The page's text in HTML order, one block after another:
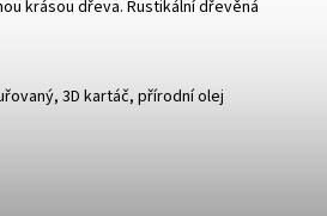
krásou dřeva. Rustikální dřevěná
3D kartáč, přírodní olej